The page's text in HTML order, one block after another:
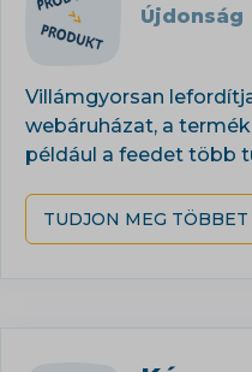
Újdonság
Villámgyorsan
webáruházat, a
például a feedet több
TUDJON MEG TÖBBET